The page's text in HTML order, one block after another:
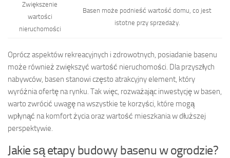
Zwiększenie
wartości
nieruchomości
Basen może podnieść wartość domu, co jest
istotne przy sprzedaży.
Oprócz aspektów rekreacyjnych i zdrowotnych, posiadanie basenu
może również zwiększyć wartość nieruchomości. Dla przyszłych
nabywców, basen stanowi często atrakcyjny element, który
wyróżnia ofertę na rynku. Tak więc, rozważając inwestycję w basen,
warto zwrócić uwagę na wszystkie te korzyści, które mogą
wpłynąć na komfort życia oraz wartość mieszkania w dłuższej
perspektywie.
Jakie są etapy budowy basenu w ogrodzie?